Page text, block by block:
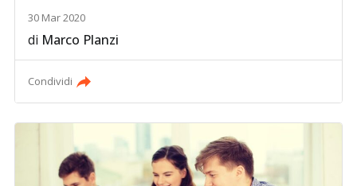
30 Mar 2020
di Marco Planzi
Condividi